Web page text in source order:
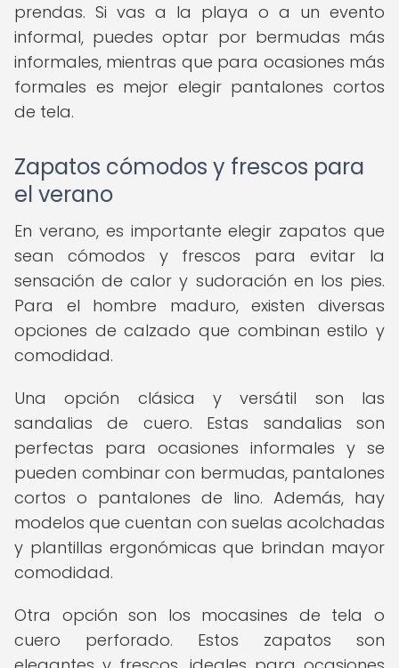
prendas. Si vas a la playa o a un evento
informal, puedes optar por bermudas más
informales, mientras que para ocasiones más
formales es mejor elegir pantalones cortos
de tela.
Zapatos cómodos y frescos para
el verano
En verano, es importante elegir zapatos que
sean cómodos y frescos para evitar la
sensación de calor y sudoración en los pies.
Para el hombre maduro, existen diversas
opciones de calzado que combinan estilo y
comodidad.
Una opción clásica y versátil son las
sandalias de cuero. Estas sandalias son
perfectas para ocasiones informales y se
pueden combinar con bermudas, pantalones
cortos o pantalones de lino. Además, hay
modelos que cuentan con suelas acolchadas
y plantillas ergonómicas que brindan mayor
comodidad.
Otra opción son los mocasines de tela o
cuero perforado. Estos zapatos son